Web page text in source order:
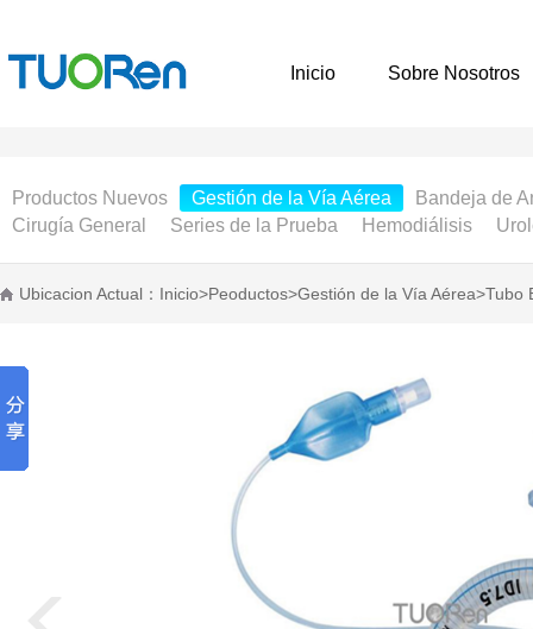
Inicio Sobre Nosotros
Productos Nuevos Gestión de la Vía Aérea
Bandeja de
Cirugía General
Series de la Prueba Hemodiálisis
Ubicacion Actual： Inicio>Peoductos>Gestión de la Vía Aérea>Tubo